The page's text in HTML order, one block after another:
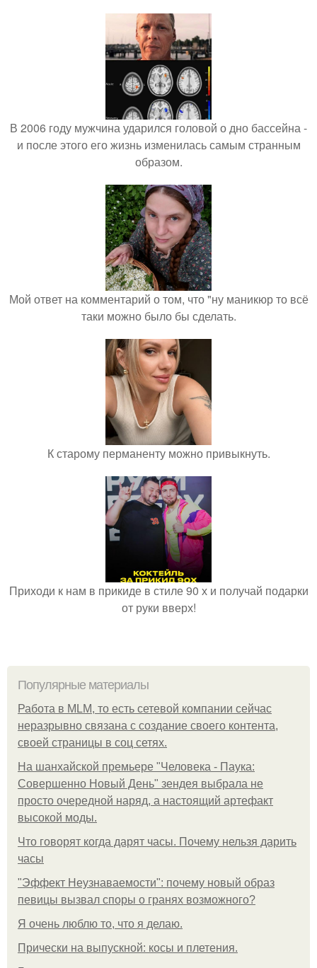
В 2006 году мужчина ударился головой о дно бассейна -
и после этого его жизнь изменилась самым странным
образом.
Мой ответ на комментарий о том, что "ну маникюр то всё
таки можно было бы сделать.
К старому перманенту можно привыкнуть.
Приходи к нам в прикиде в стиле 90 х и получай подарки
от руки вверх!
Популярные материалы
Работа в MLM, то есть сетевой компании сейчас
неразрывно связана с создание своего контента,
своей страницы в соц сетях.
На шанхайской премьере "Человека - Паука:
Совершенно Новый День" зендея выбрала не
просто очередной наряд, а настоящий артефакт
высокой моды.
Что говорят когда дарят часы. Почему нельзя дарить
часы
"Эффект Неузнаваемости": почему новый образ
певицы вызвал споры о гранях возможного?
Я очень люблю то, что я делаю.
Прически на выпускной: косы и плетения.